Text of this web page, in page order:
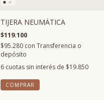
TIJERA NEUMÁTICA
$119.100
$95.280 con Transferencia o
depósito
6 cuotas sin interés de $19.850
COMPRAR